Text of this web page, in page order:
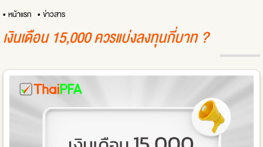
• หน้าแรก • ข่าวสาร
เงินเดือน 15,000 ควรแบ่งลงทุนกี่บาท ?